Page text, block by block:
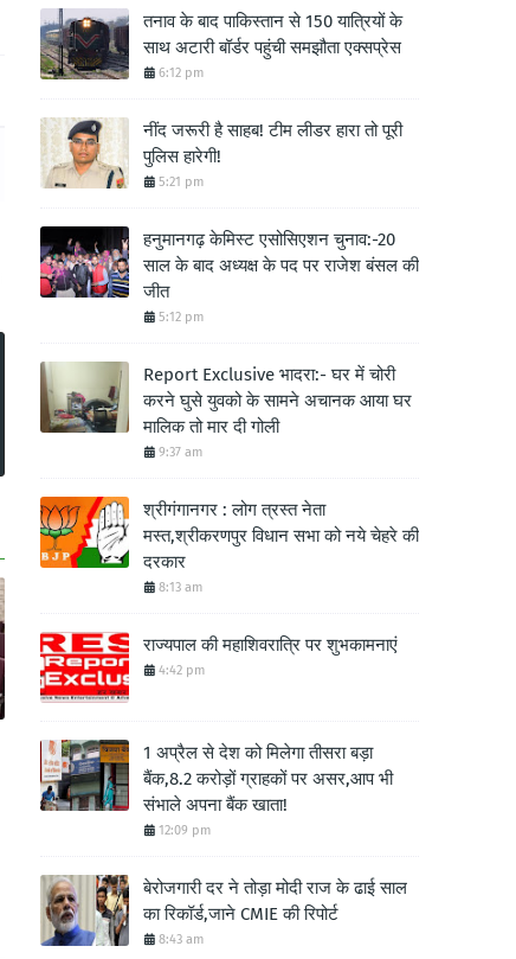
तनाव के बाद पाकिस्तान से 150 यात्रियों के
साथ अटारी बॉर्डर पहुंची समझौता एक्सप्रेस
6:12 pm
नींद जरूरी है साहब! टीम लीडर हारा तो पूरी
पुलिस हारेगी!
5:21 pm
हनुमानगढ़ केमिस्ट एसोसिएशन चुनाव:-20
साल के बाद अध्यक्ष के पद पर राजेश बंसल की
जीत
5:12 pm
Report Exclusive भादरा:- घर में चोरी
करने घुसे युवको के सामने अचानक आया घर
मालिक तो मार दी गोली
9:37 am
श्रीगंगानगर : लोग त्रस्त नेता
मस्त,श्रीकरणपुर विधान सभा को नये चेहरे की
दरकार
8:13 am
राज्यपाल की महाशिवरात्रि पर शुभकामनाएं
4:42 pm
1 अप्रैल से देश को मिलेगा तीसरा बड़ा
बैंक,8.2 करोड़ों ग्राहकों पर असर,आप भी
संभाले अपना बैंक खाता!
12:09 pm
बेरोजगारी दर ने तोड़ा मोदी राज के ढाई साल
का रिकॉर्ड,जाने CMIE की रिपोर्ट
8:43 am